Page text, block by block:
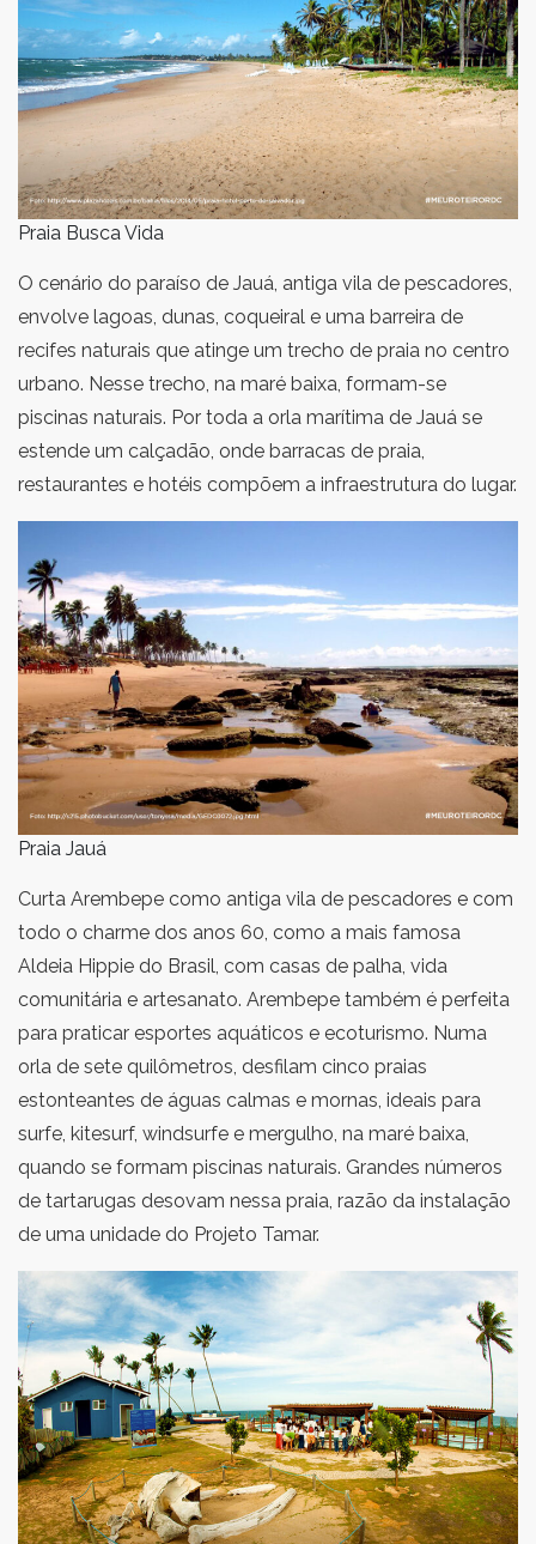
Praia Busca Vida
O cenário do paraíso de Jauá, antiga vila de pescadores,
envolve lagoas, dunas, coqueiral e uma barreira de
recifes naturais que atinge um trecho de praia no centro
urbano. Nesse trecho, na maré baixa, formam-se
piscinas naturais. Por toda a orla marítima de Jauá se
estende um calçadão, onde barracas de praia,
restaurantes e hotéis compõem a infraestrutura do lugar.
Praia Jauá
Curta Arembepe como antiga vila de pescadores e com
todo o charme dos anos 60, como a mais famosa
Aldeia Hippie do Brasil, com casas de palha, vida
comunitária e artesanato. Arembepe também é perfeita
para praticar esportes aquáticos e ecoturismo. Numa
orla de sete quilômetros, desfilam cinco praias
estonteantes de águas calmas e mornas, ideais para
surfe, kitesurf, windsurfe e mergulho, na maré baixa,
quando se formam piscinas naturais. Grandes números
de tartarugas desovam nessa praia, razão da instalação
de uma unidade do Projeto Tamar.